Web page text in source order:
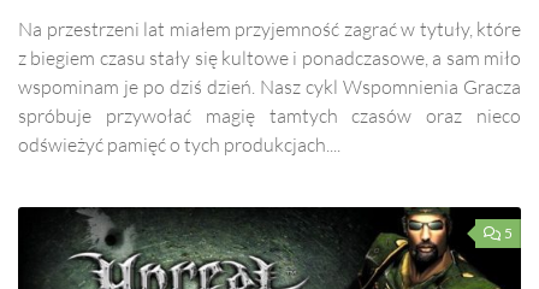
Na przestrzeni lat miałem przyjemność zagrać w tytuły, które
z biegiem czasu stały się kultowe i ponadczasowe, a sam miło
wspominam je po dziś dzień. Nasz cykl Wspomnienia Gracza
spróbuje przywołać magię tamtych czasów oraz nieco
odświeżyć pamięć o tych produkcjach....
5